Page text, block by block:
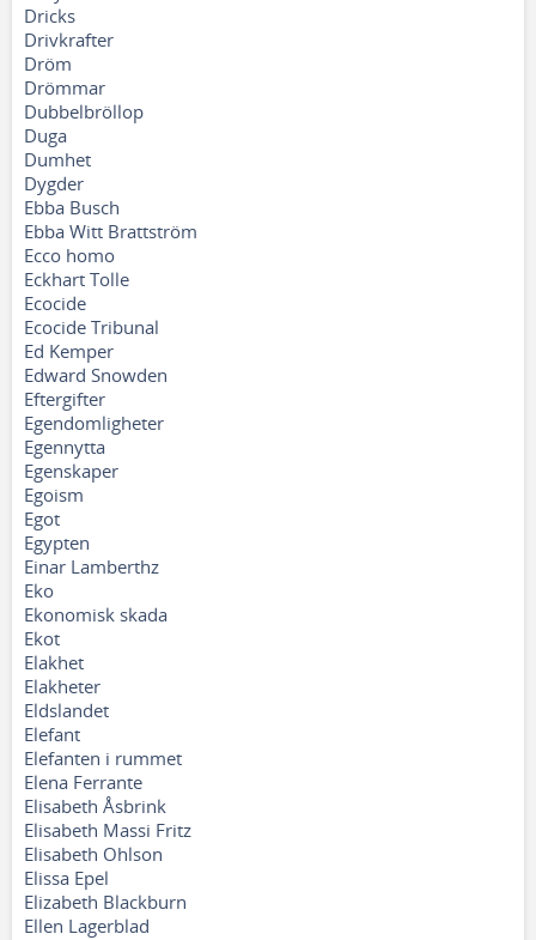
Dricks
Drivkrafter
Dröm
Drömmar
Dubbelbröllop
Duga
Dumhet
Dygder
Ebba Busch
Ebba Witt Brattström
Ecco homo
Eckhart Tolle
Ecocide
Ecocide Tribunal
Ed Kemper
Edward Snowden
Eftergifter
Egendomligheter
Egennytta
Egenskaper
Egoism
Egot
Egypten
Einar Lamberthz
Eko
Ekonomisk skada
Ekot
Elakhet
Elakheter
Eldslandet
Elefant
Elefanten i rummet
Elena Ferrante
Elisabeth Åsbrink
Elisabeth Massi Fritz
Elisabeth Ohlson
Elissa Epel
Elizabeth Blackburn
Ellen Lagerblad